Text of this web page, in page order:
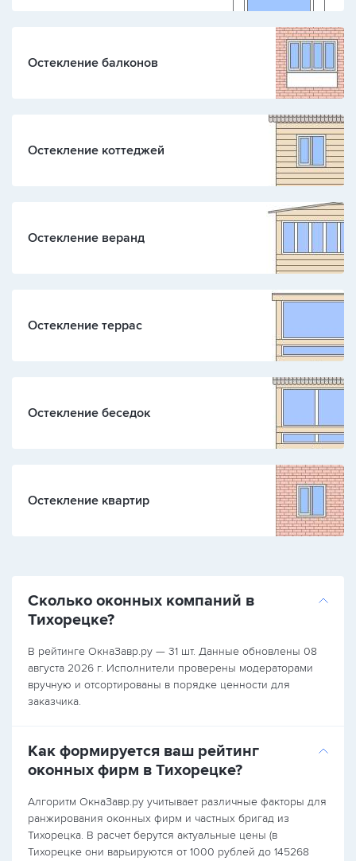
Остекление балконов
Остекление коттеджей
Остекление веранд
Остекление террас
Остекление беседок
Остекление квартир
Сколько оконных компаний в
Тихорецке?
В рейтинге ОкнаЗавр.ру — 31 шт. Данные обновлены 08
августа 2026 г. Исполнители проверены модераторами
вручную и отсортированы в порядке ценности для
заказчика.
Как формируется ваш рейтинг
оконных фирм в Тихорецке?
Алгоритм ОкнаЗавр.ру учитывает различные факторы для
ранжирования оконных фирм и частных бригад из
Тихорецка. В расчет берутся актуальные цены (в
Тихорецке они варьируются от 1000 рублей до 145268